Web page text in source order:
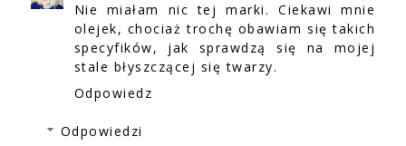
Nie miałam nic tej marki. Ciekawi mnie
olejek, chociaż trochę obawiam się takich
specyfików, jak sprawdzą się na mojej
stale błyszczącej się twarzy.
Odpowiedz
Odpowiedzi